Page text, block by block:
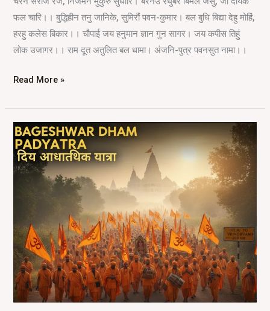
फल चारि।। बुद्धिहीन तनु जानिके, सुमिरौं पवन-कुमार। बल बुधि बिद्या देहु मोहिं,
हरहु कलेस बिकार।। चौपाई जय हनुमान ज्ञान गुन सागर। जय कपीस तिहुं
लोक उजागर।। राम दूत अतुलित बल धामा। अंजनि-पुत्र पवनसुत नामा।।
Read More »
Bageshwar
Dham
Padyatra
Delhi
2025